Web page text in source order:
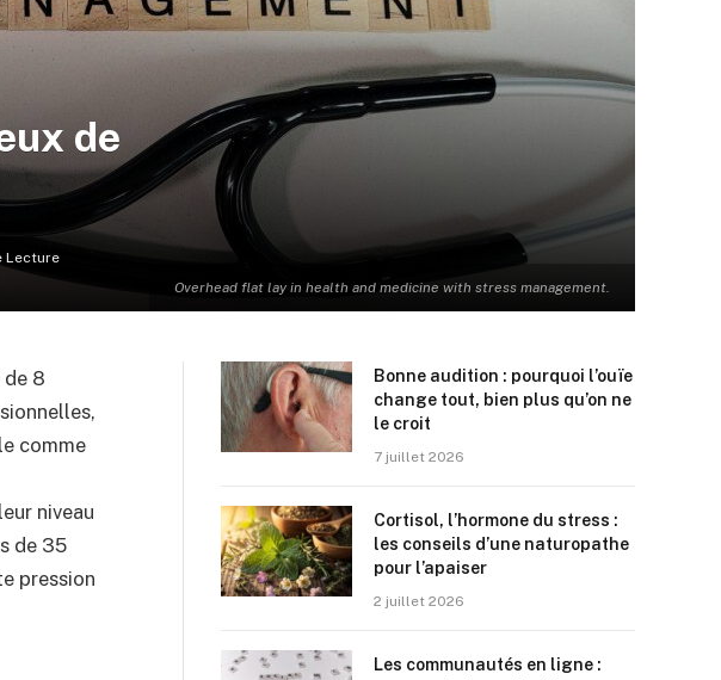
Overhead flat lay in health and medicine with stress management.
de
Lecture
de 8
comme
niveau
de 35
pression
Bonne audition : pourquoi l’ouïe
change tout, bien plus qu’on ne
le croit
7 juillet 2026
Cortisol, l’hormone du stress :
les conseils d’une naturopathe
pour l’apaiser
2 juillet 2026
Les communautés en ligne :